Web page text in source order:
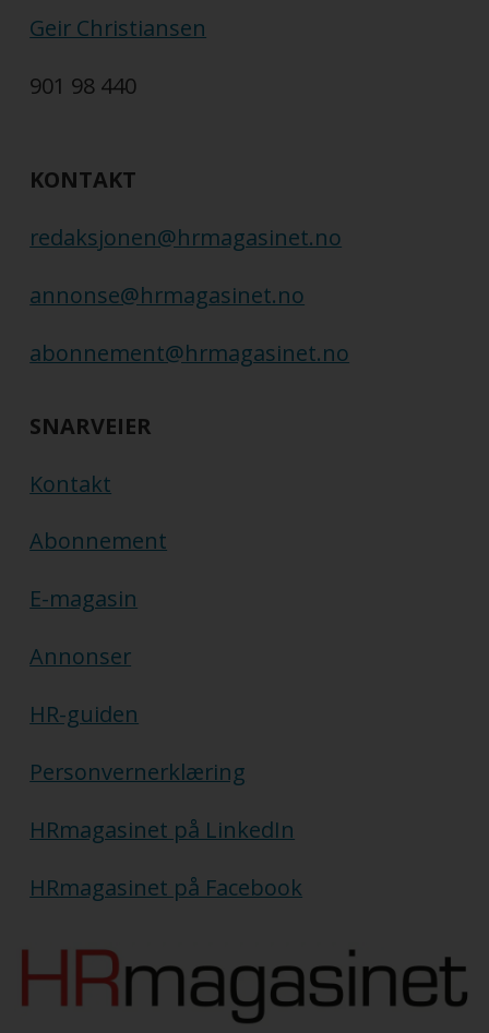
Geir Christiansen
901 98 440
KONTAKT
redaksjonen@hrmagasinet.no
annonse@hrmagasinet.no
abonnement@hrmagasinet.no
SNARVEIER
Kontakt
Abonnement
E-magasin
Annonser
HR-guiden
Personvernerklæring
HRmagasinet på LinkedIn
HRmagasinet på Facebook